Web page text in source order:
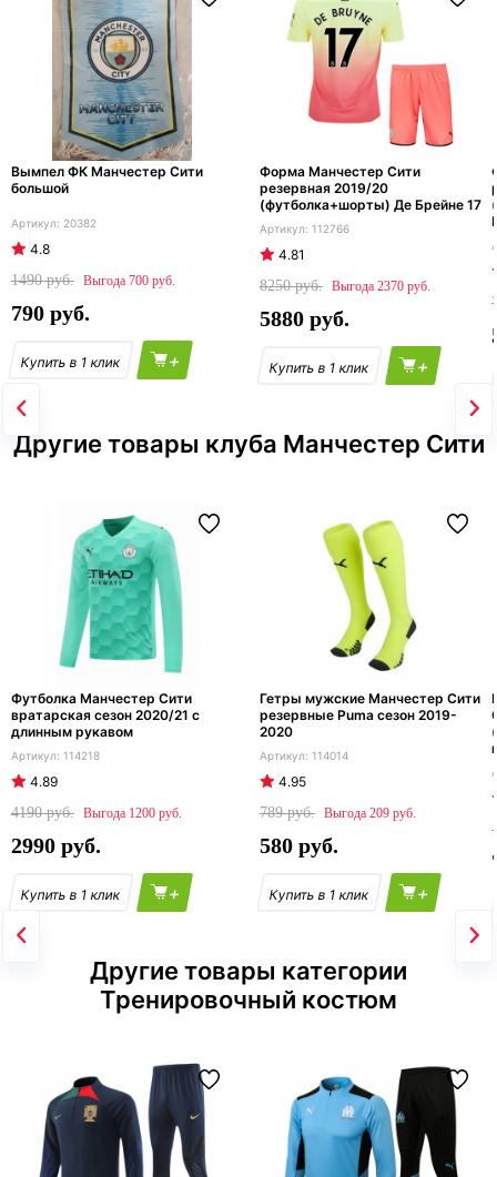
Вымпел ФК Манчестер Сити
большой
20382
4.8
1490
700
790
+
Форма Манчестер Сити
резервная 2019/20
(футболка+шорты) Де Брейне 17
112766
4.81
8250
2370
5880
+
Другие товары клуба Манчестер Сити
Футболка Манчестер Сити
вратарская сезон 2020/21 с
длинным рукавом
114218
4.89
4190
1200
2990
+
Гетры мужские Манчестер Сити
резервные Puma сезон 2019-
2020
114014
4.95
789
209
580
+
Другие товары категории
Тренировочный костюм